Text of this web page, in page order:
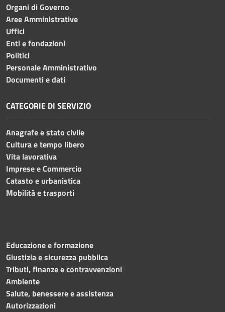
Organi di Governo
Aree Amministrative
Uffici
Enti e fondazioni
Politici
Personale Amministrativo
Documenti e dati
CATEGORIE DI SERVIZIO
Anagrafe e stato civile
Cultura e tempo libero
Vita lavorativa
Imprese e Commercio
Catasto e urbanistica
Mobilità e trasporti
Educazione e formazione
Giustizia e sicurezza pubblica
Tributi, finanze e contravvenzioni
Ambiente
Salute, benessere e assistenza
Autorizzazioni